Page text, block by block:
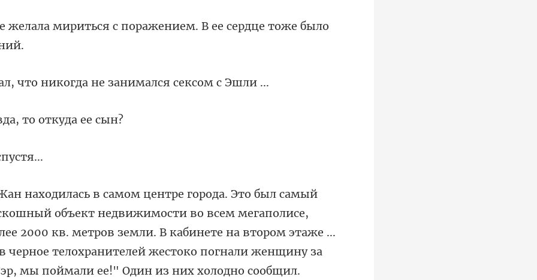
ся с поражением. В ее сердц
никогда не занимал
то от
всем мегаполисе,
2000 кв. метров земли. В кабинете на втором этаже ...
черн